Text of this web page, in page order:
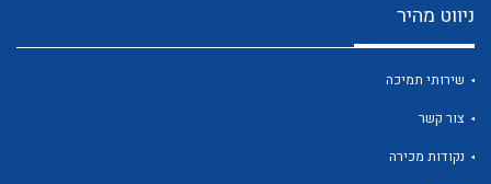
ניווט מהיר
שירותי תמיכה
צור קשר
נקודות מכירה